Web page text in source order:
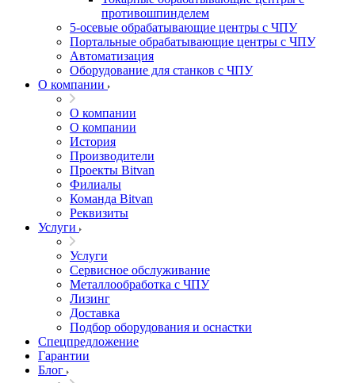
противошпинделем
5-осевые обрабатывающие центры с ЧПУ
Портальные обрабатывающие центры с ЧПУ
Автоматизация
Оборудование для станков с ЧПУ
О компании
О компании
О компании
История
Производители
Проекты Bitvan
Филиалы
Команда Bitvan
Реквизиты
Услуги
Услуги
Сервисное обслуживание
Металлообработка с ЧПУ
Лизинг
Доставка
Подбор оборудования и оснастки
Спецпредложение
Гарантии
Блог